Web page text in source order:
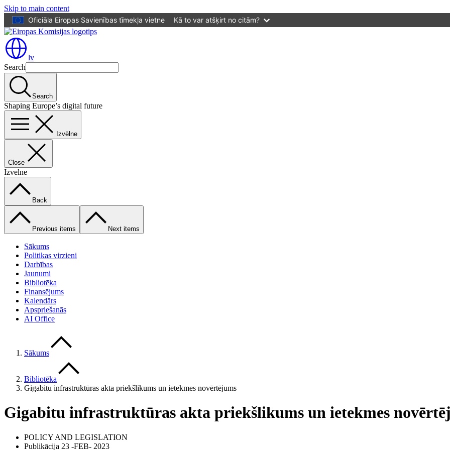
Skip to main content
Oficiāla Eiropas Savienības tīmekļa vietne
Kā to var atšķirt no citām?
lv
Search
Search
Shaping Europe’s digital future
Izvēlne
Close
Izvēlne
Back
Previous items Next items
Sākums
Politikas virzieni
Darbības
Jaunumi
Bibliotēka
Finansējums
Kalendārs
Apspriešanās
AI Office
Sākums
Bibliotēka
Gigabitu infrastruktūras akta priekšlikums un ietekmes novērtējums
Gigabitu infrastruktūras akta priekšlikums un ietekmes
POLICY AND LEGISLATION
Publikācija 23 -FEB- 2023